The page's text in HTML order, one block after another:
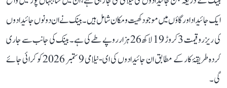
ایک جائیداد اور گاؤں میں موجود کھیت و مکان شامل ہیں۔ بینک نے ان دونوں جائیدادوں
کی ریزرو قیمت 3 کروڑ 19 لاکھ 26 ہزار روپے طے کی ہے۔ بینک کی جانب سے جاری
کردہ طریقۂ کار کے مطابق ان جائیدادوں کی ای-نیلامی 9 ستمبر 2026 کو کرائی جائے
گی۔